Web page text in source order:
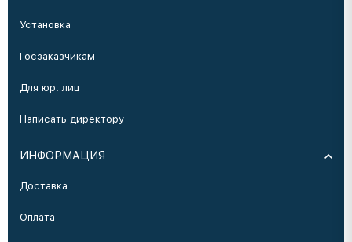
Установка
Госзаказчикам
Для юр. лиц
Написать директору
ИНФОРМАЦИЯ
Доставка
Оплата